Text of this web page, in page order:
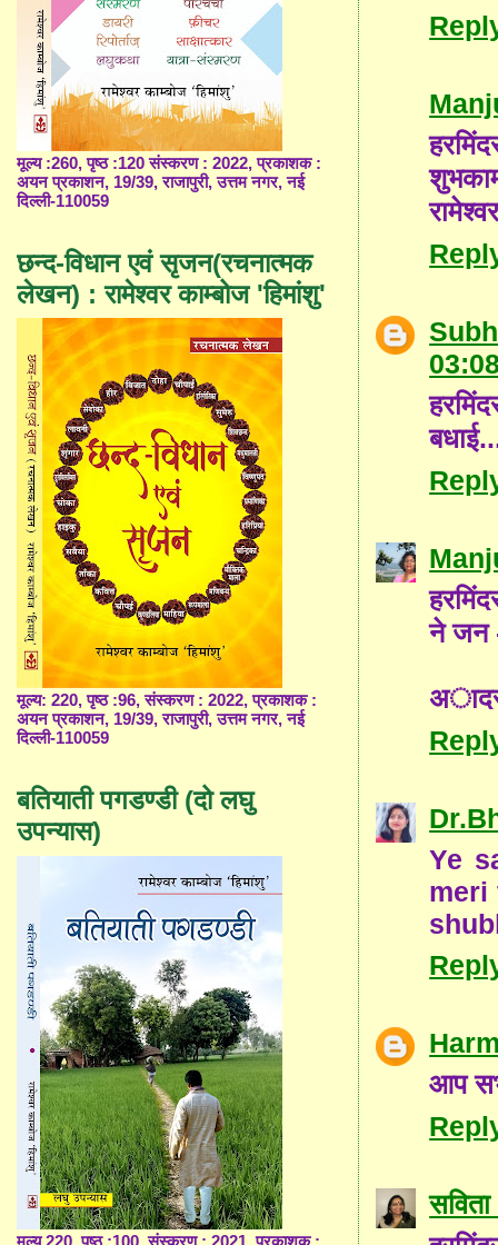
ने जन
Ye
meri
आप
मूल्य :260, पृष्ठ :120 संस्करण : 2022, प्रकाशक :
अयन प्रकाशन, 19/39, राजापुरी, उत्तम नगर, नई
दिल्ली-110059
छन्द-विधान एवं सृजन(रचनात्मक
लेखन) : रामेश्वर काम्बोज 'हिमांशु'
मूल्य: 220, पृष्ठ :96, संस्करण : 2022, प्रकाशक :
अयन प्रकाशन, 19/39, राजापुरी, उत्तम नगर, नई
दिल्ली-110059
बतियाती पगडण्डी (दो लघु
उपन्यास)